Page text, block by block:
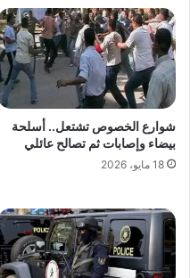
شوارع الخصوص تشتعل.. أسلحة
بيضاء وإصابات ثم تصالح عائلي
18 مايو، 2026